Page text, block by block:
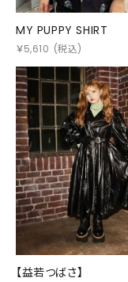
MY PUPPY SHIRT
￥5,610 (税込)
【益若つばさ】